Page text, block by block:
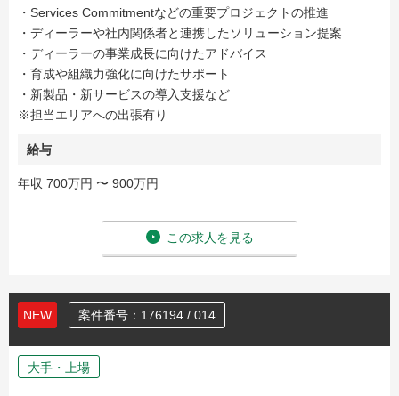
・Services Commitmentなどの重要プロジェクトの推進
・ディーラーや社内関係者と連携したソリューション提案
・ディーラーの事業成長に向けたアドバイス
・育成や組織力強化に向けたサポート
・新製品・新サービスの導入支援など
※担当エリアへの出張有り
給与
年収 700万円 〜 900万円
この求人を見る
NEW 案件番号：176194 / 014
大手・上場